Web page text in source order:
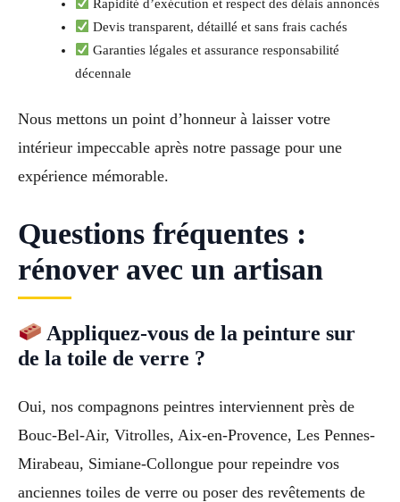
Rapidité d’exécution et respect des délais annoncés
Devis transparent, détaillé et sans frais cachés
Garanties légales et assurance responsabilité
décennale
Nous mettons un point d’honneur à laisser votre
intérieur impeccable après notre passage pour une
expérience mémorable.
Questions fréquentes :
rénover avec un artisan
Appliquez-vous de la peinture sur
de la toile de verre ?
Oui, nos compagnons peintres interviennent près de
Bouc-Bel-Air, Vitrolles, Aix-en-Provence, Les Pennes-
Mirabeau, Simiane-Collongue pour repeindre vos
anciennes toiles de verre ou poser des revêtements de